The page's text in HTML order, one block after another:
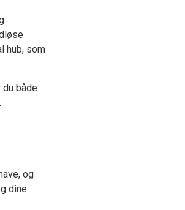
hub, som
både
og
dine